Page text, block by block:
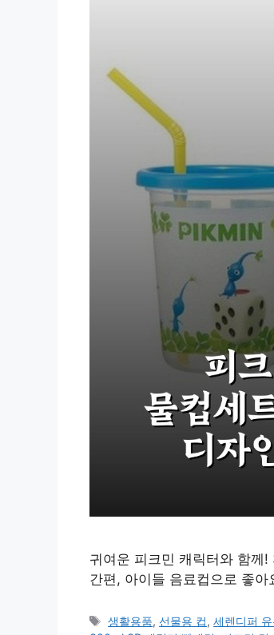
귀여운 피크민 캐릭터와 함께
간편, 아이들 음료컵으로 좋아
태
생활용품,선물용 컵,세렌디퍼